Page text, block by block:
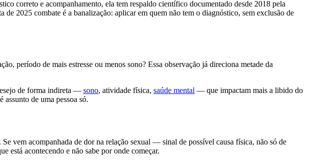
correto e acompanhamento, ela tem respaldo científico documentado desde 2018 pela
2025 combate é a banalização: aplicar em quem não tem o diagnóstico, sem exclusão de
período de mais estresse ou menos sono? Essa observação já direciona metade da
de forma indireta — sono, atividade física, saúde mental — que impactam mais a libido do
assunto de uma pessoa só.
vem acompanhada de dor na relação sexual — sinal de possível causa física, não só de
está acontecendo e não sabe por onde começar.